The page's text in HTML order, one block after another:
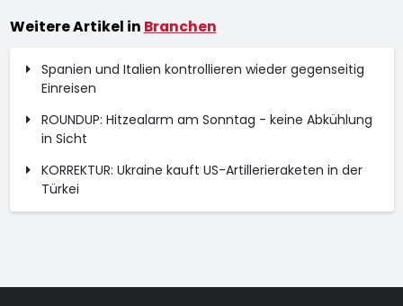
Weitere Artikel in Branchen
Spanien und Italien kontrollieren wieder gegenseitig
Einreisen
ROUNDUP: Hitzealarm am Sonntag - keine Abkühlung
in Sicht
KORREKTUR: Ukraine kauft US-Artillerieraketen in der
Türkei